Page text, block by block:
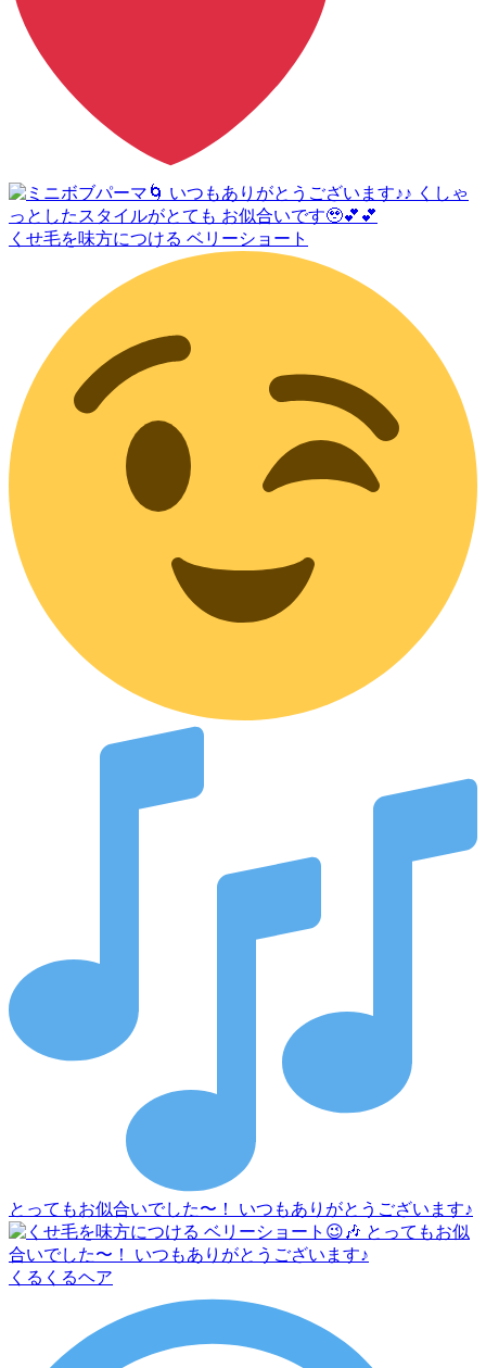
くせ毛を味方につける ベリーショート
とってもお似合いでした〜！ いつもありがとうございます♪
くるくるヘア